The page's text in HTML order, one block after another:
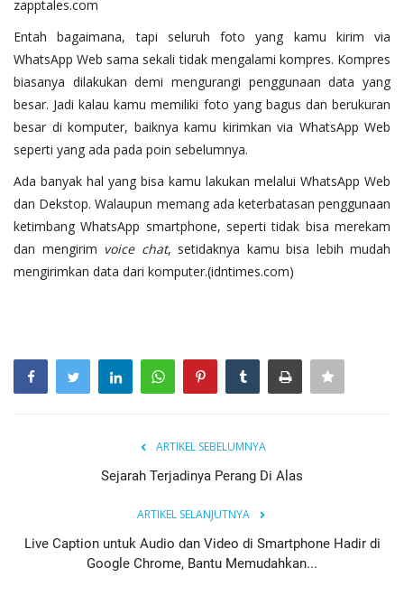
zapptales.com
Entah bagaimana, tapi seluruh foto yang kamu kirim via
WhatsApp Web sama sekali tidak mengalami kompres. Kompres
biasanya dilakukan demi mengurangi penggunaan data yang
besar. Jadi kalau kamu memiliki foto yang bagus dan berukuran
besar di komputer, baiknya kamu kirimkan via WhatsApp Web
seperti yang ada pada poin sebelumnya.
Ada banyak hal yang bisa kamu lakukan melalui WhatsApp Web
dan Dekstop. Walaupun memang ada keterbatasan penggunaan
ketimbang WhatsApp smartphone, seperti tidak bisa merekam
dan mengirim voice chat, setidaknya kamu bisa lebih mudah
mengirimkan data dari komputer.(idntimes.com)
ARTIKEL SEBELUMNYA
Sejarah Terjadinya Perang Di Alas
ARTIKEL SELANJUTNYA
Live Caption untuk Audio dan Video di Smartphone Hadir di
Google Chrome, Bantu Memudahkan...